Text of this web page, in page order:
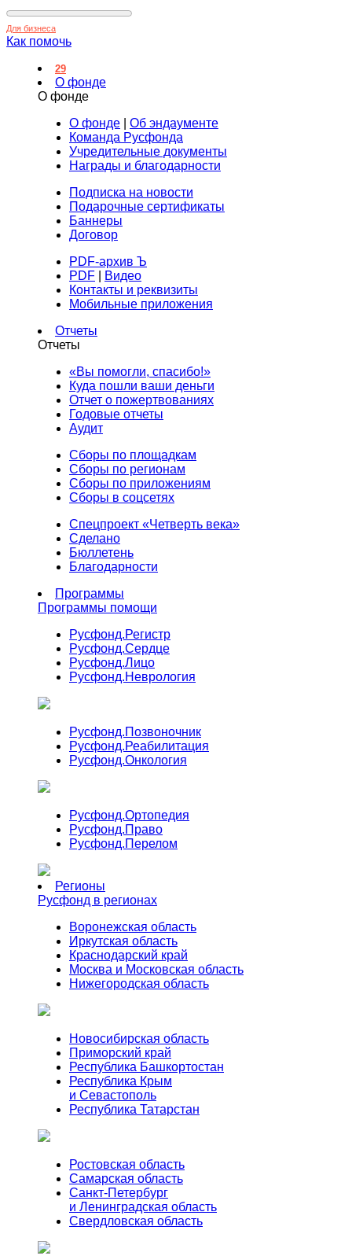
Для бизнеса
Как помочь
29
О фонде
О фонде
О фонде
Об эндаументе
Команда Русфонда
Учредительные документы
Награды и благодарности
Подписка на новости
Подарочные сертификаты
Баннеры
Договор
PDF-архив Ъ
PDF
Видео
Контакты и реквизиты
Мобильные приложения
Отчеты
Отчеты
«Вы помогли, спасибо!»
Куда пошли ваши деньги
Отчет о пожертвованиях
Годовые отчеты
Аудит
Сборы по площадкам
Сборы по регионам
Сборы по приложениям
Сборы в соцсетях
Спецпроект «Четверть века»
Сделано
Бюллетень
Благодарности
Программы
Программы помощи
Русфонд.Регистр
Русфонд.Сердце
Русфонд.Лицо
Русфонд.Неврология
Русфонд.Позвоночник
Русфонд.Реабилитация
Русфонд.Онкология
Русфонд.Ортопедия
Русфонд.Право
Русфонд.Перелом
Регионы
Русфонд в регионах
Воронежская область
Иркутская область
Краснодарский край
Москва и Московская область
Нижегородская область
Новосибирская область
Приморский край
Республика Башкортостан
Республика Крым
и Севастополь
Республика Татарстан
Ростовская область
Самарская область
Санкт-Петербург
и Ленинградская область
Свердловская область